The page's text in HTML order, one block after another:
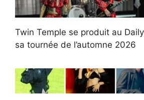
Twin Temple se produit au
sa tournée de l’automne 2026